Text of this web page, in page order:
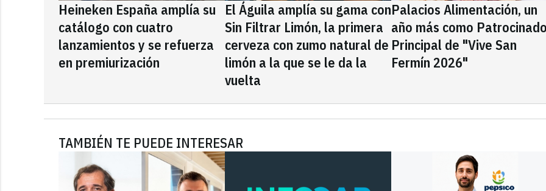
Heineken España amplía su
catálogo con cuatro
lanzamientos y se refuerza
en premiurización
El Águila amplía su gama con
Sin Filtrar Limón, la primera
cerveza con zumo natural de
limón a la que se le da la
vuelta
Palacios Alimentación, un
año más como
Principal de "Vive San
Fermín 2026"
TAMBIÉN TE PUEDE INTERESAR